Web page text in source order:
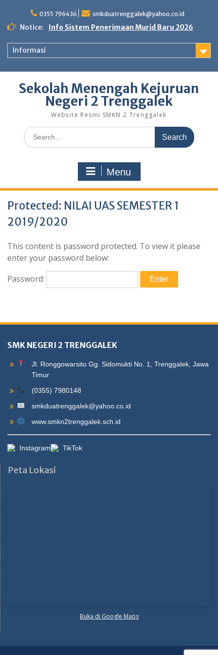
content
0355 796436 smkduatrenggalek@yahoo.co.id
Notice: Info Sistem Penerimaan Murid Baru 2026
Informasi
Sekolah Menengah Kejuruan
Negeri 2 Trenggalek
Website Resmi SMKN 2 Trenggalek
Search
for:
Menu
Protected: NILAI UAS SEMESTER 1
2019/2020
This content is password protected. To view it please
enter your password below:
Password:
SMK NEGERI 2 TRENGGALEK
Jl. Ronggowarsito Gg. Sidomukti No. 1, Trenggalek, Jawa
Timur
(0355) 7980148
smkduatrenggalek@yahoo.co.id
www.smkn2trenggalek.sch.id
Instagram TikTok
Peta Lokasi
Buka di Google Maps